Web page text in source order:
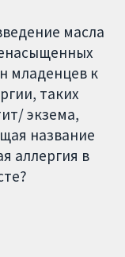
масла
младенцев к
таких
экзема,
название
аллергия в